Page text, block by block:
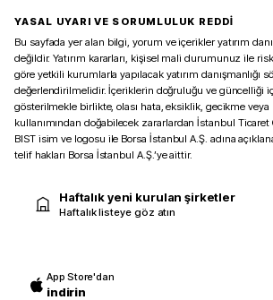
YASAL UYARI VE SORUMLULUK REDDİ
Bu sayfada yer alan bilgi, yorum ve içerikler yatırım
değildir. Yatırım kararları, kişisel mali durumunuz ile
göre yetkili kurumlarla yapılacak yatırım danışmanlığı
değerlendirilmelidir. İçeriklerin doğruluğu ve güncelliği
gösterilmekle birlikte, olası hata, eksiklik, gecikme
kullanımından doğabilecek zararlardan İstanbul Ticaret
BIST isim ve logosu ile Borsa İstanbul A.Ş. adına
telif hakları Borsa İstanbul A.Ş.’ye aittir.
Haftalık yeni kurulan şirketler
Haftalık listeye göz atın
App Store'dan
indirin